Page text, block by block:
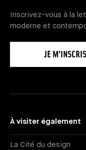
Inscrivez-vous à la
moderne et
JE
À visiter également
La Cité du design